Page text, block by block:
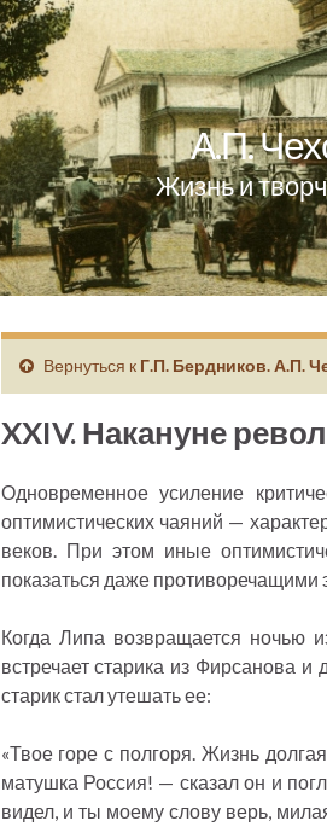
А.П.
Жизнь и
Вернуться к Г.П. Бердников. А.П.
XXIV. Накануне
Одновременное усиление
оптимистических чаяний —
веков. При этом иные
показаться даже противоречащими
Когда Липа возвращается ночью
встречает старика из Фирсанова
старик стал утешать ее:
«Твое горе с полгоря. Жизнь
матушка Россия! — сказал он и
видел, и ты моему слову верь,